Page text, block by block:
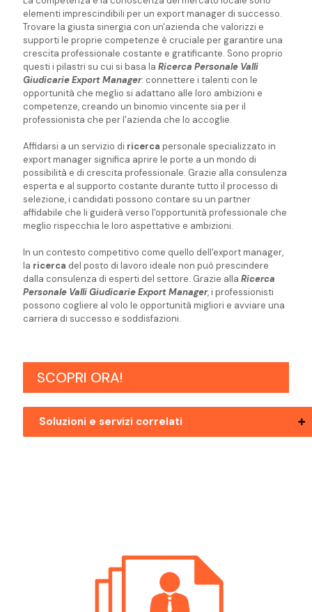
elementi imprescindibili per un export manager di successo.
Trovare la giusta sinergia con un'azienda che valorizzi e
supporti le proprie competenze è cruciale per garantire una
crescita professionale costante e gratificante. Sono proprio
questi i pilastri su cui si basa la Ricerca Personale Valli
Giudicarie Export Manager: connettere i talenti con le
opportunità che meglio si adattano alle loro ambizioni e
competenze, creando un binomio vincente sia per il
professionista che per l'azienda che lo accoglie.
Affidarsi a un servizio di ricerca personale specializzato in
export manager significa aprire le porte a un mondo di
possibilità e di crescita professionale. Grazie alla consulenza
esperta e al supporto costante durante tutto il processo di
selezione, i candidati possono contare su un partner
affidabile che li guiderà verso l'opportunità professionale che
meglio rispecchia le loro aspettative e ambizioni.
In un contesto competitivo come quello dell'export manager,
la ricerca del posto di lavoro ideale non può prescindere
dalla consulenza di esperti del settore. Grazie alla Ricerca
Personale Valli Giudicarie Export Manager, i professionisti
possono cogliere al volo le opportunità migliori e avviare una
carriera di successo e soddisfazioni.
SCOPRI ORA!
Soluzioni e servizi correlati
Ricerca Personale Riva Del Garda Export
Ricerca Personale Rovereto Export